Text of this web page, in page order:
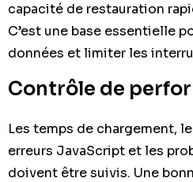
capacité de restauration
C’est une base essentielle
données et limiter les
Contrôle de
Les temps de chargement,
erreurs JavaScript et les
doivent être suivis. Une